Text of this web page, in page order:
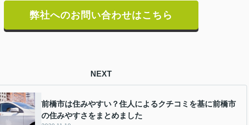
弊社へのお問い合わせはこちら
NEXT
前橋市は住みやすい？住人によるクチコミを基に前橋市
の住みやすさをまとめました